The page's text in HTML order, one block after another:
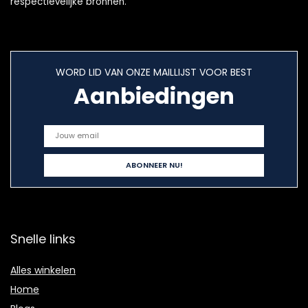
WORD LID VAN ONZE MAILLIJST VOOR BEST
Aanbiedingen
Snelle links
Alles winkelen
Home